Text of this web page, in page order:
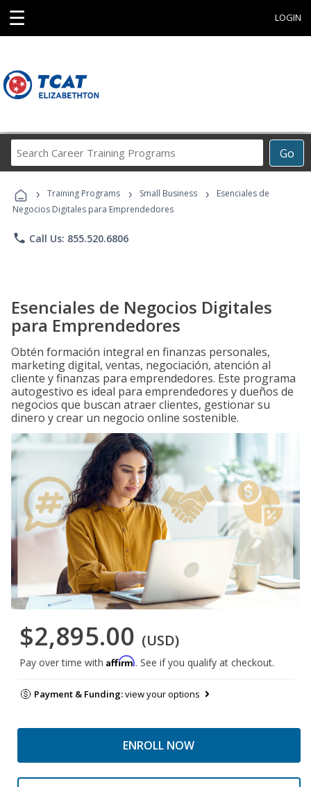
☰ LOGIN
Go
Career
Programs
› Training Programs › Small Business ›
Esenciales de
Negocios Digitales para Emprendedores
phone Call Us: 855.520.6806
Esenciales de Negocios Digitales
para Emprendedores
Obtén formación integral en finanzas personales,
marketing digital, ventas, negociación, atención al
cliente y finanzas para emprendedores. Este programa
autogestivo es ideal para emprendedores y dueños de
negocios que buscan atraer clientes, gestionar su
dinero y crear un negocio online sostenible.
$2,895.00 (USD)
Pay over time with Affirm. See if you qualify at checkout.
Payment & Funding:view your options
ENROLL NOW